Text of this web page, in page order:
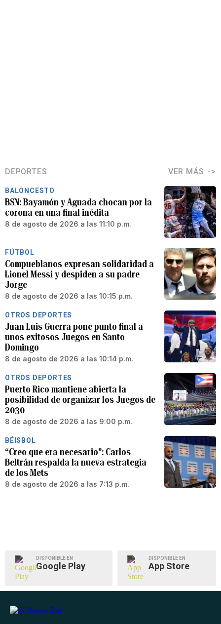
DEPORTES VER MÁS
BALONCESTO
BSN: Bayamón y Aguada chocan por la
corona en una final inédita
8 de agosto de 2026 a las 11:10 p.m.
FÚTBOL
Compueblanos expresan solidaridad a
Lionel Messi y despiden a su padre
Jorge
8 de agosto de 2026 a las 10:15 p.m.
OTROS DEPORTES
Juan Luis Guerra pone punto final a
unos exitosos Juegos en Santo
Domingo
8 de agosto de 2026 a las 10:14 p.m.
OTROS DEPORTES
Puerto Rico mantiene abierta la
posibilidad de organizar los Juegos de
2030
8 de agosto de 2026 a las 9:00 p.m.
BÉISBOL
“Creo que era necesario”: Carlos
Beltrán respalda la nueva estrategia
de los Mets
8 de agosto de 2026 a las 7:13 p.m.
DISPONIBLE EN
Google Play
DISPONIBLE EN
App Store